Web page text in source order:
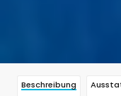
Beschreibung